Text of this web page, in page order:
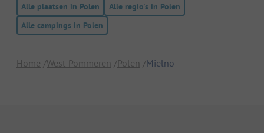
Alle plaatsen in Polen
Alle regio's in Polen
Alle campings in Polen
Home West-Pommeren Polen Mielno